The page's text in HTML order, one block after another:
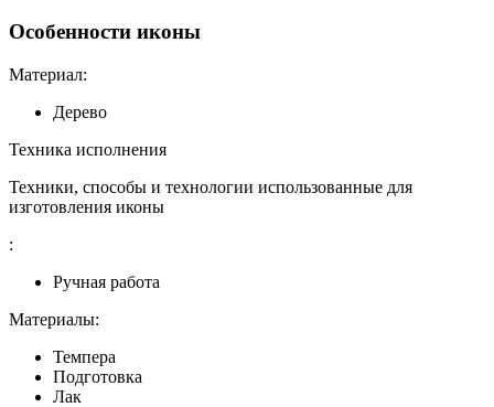
Особенности иконы
Материал:
Дерево
Техника исполнения
Техники, способы и технологии использованные для
изготовления иконы
:
Ручная работа
Материалы:
Темпера
Подготовка
Лак